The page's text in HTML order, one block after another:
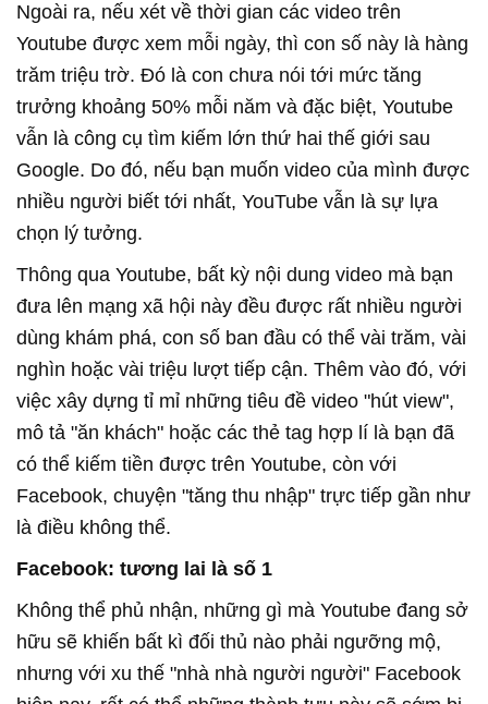
Ngoài ra, nếu xét về thời gian các video trên
Youtube được xem mỗi ngày, thì con số này là hàng
trăm triệu trờ. Đó là con chưa nói tới mức tăng
trưởng khoảng 50% mỗi năm và đặc biệt, Youtube
vẫn là công cụ tìm kiếm lớn thứ hai thế giới sau
Google. Do đó, nếu bạn muốn video của mình được
nhiều người biết tới nhất, YouTube vẫn là sự lựa
chọn lý tưởng.
Thông qua Youtube, bất kỳ nội dung video mà bạn
đưa lên mạng xã hội này đều được rất nhiều người
dùng khám phá, con số ban đầu có thể vài trăm, vài
nghìn hoặc vài triệu lượt tiếp cận. Thêm vào đó, với
việc xây dựng tỉ mỉ những tiêu đề video "hút view",
mô tả "ăn khách" hoặc các thẻ tag hợp lí là bạn đã
có thể kiếm tiền được trên Youtube, còn với
Facebook, chuyện "tăng thu nhập" trực tiếp gần như
là điều không thể.
Facebook: tương lai là số 1
Không thể phủ nhận, những gì mà Youtube đang sở
hữu sẽ khiến bất kì đối thủ nào phải ngưỡng mộ,
nhưng với xu thế "nhà nhà người người" Facebook